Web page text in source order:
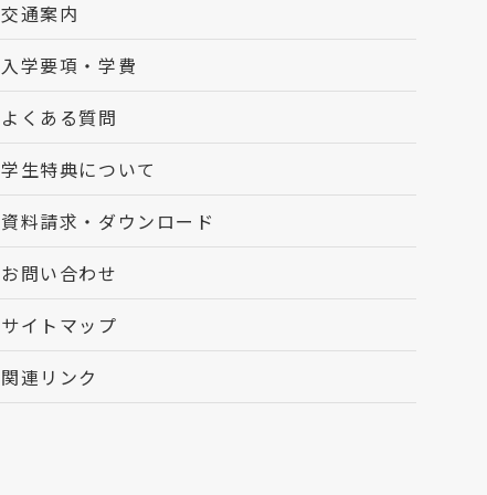
交通案内
入学要項・学費
よくある質問
学生特典について
資料請求・ダウンロード
お問い合わせ
サイトマップ
関連リンク